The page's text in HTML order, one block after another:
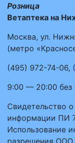
Розница
Ветаптека на
Москва, ул.
(метро
(495) 972-74-06,
9:00 — 20:00
Свидетельство
информации ПИ
Использование
разрешения ООО